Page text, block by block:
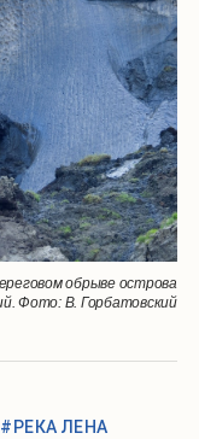
обрыве острова
Фото: В. Горбатовский
#РЕКА ЛЕНА